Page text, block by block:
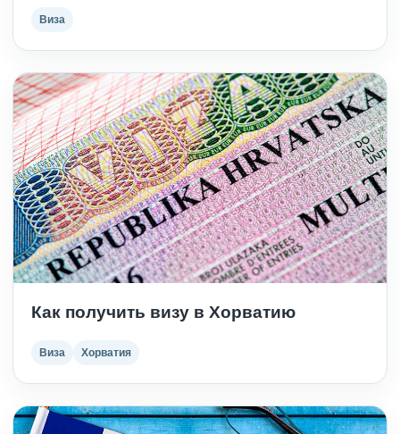
Виза
Как получить визу в Хорватию
Виза Хорватия